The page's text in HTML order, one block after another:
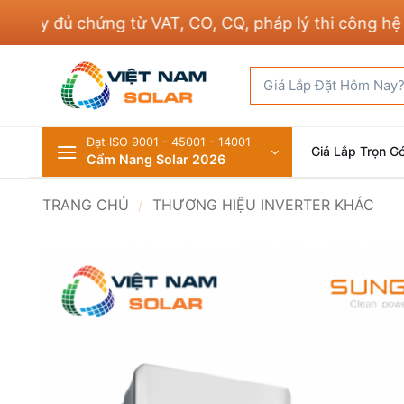
đủ chứng từ VAT, CO, CQ, pháp lý thi công hệ
kiếm:
Đạt ISO 9001 - 45001 - 14001
Cẩm Nang Solar 2026 Giá Lắp Trọn
TRANG CHỦ / THƯƠNG HIỆU INVERTER KHÁC